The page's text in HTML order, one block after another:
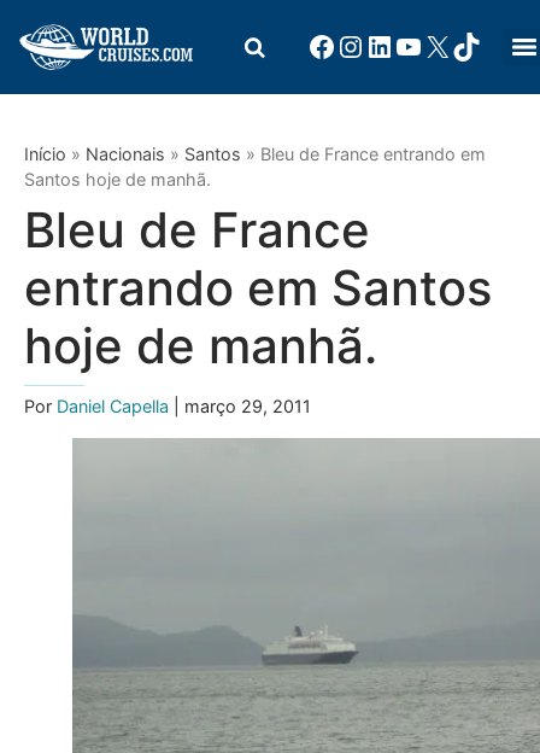
Início » Nacionais » Santos » Bleu de France entrando em
Santos hoje de manhã.
Bleu de France
entrando em Santos
hoje de manhã.
Por Daniel Capella | março 29, 2011